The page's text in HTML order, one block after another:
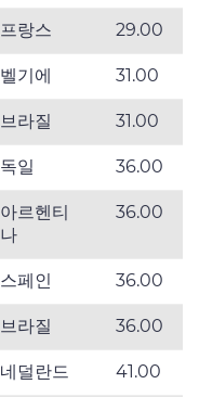
프랑스 29.00
벨기에 31.00
브라질 31.00
독일 36.00
아르헨티
나
36.00
스페인 36.00
브라질 36.00
네덜란드 41.00